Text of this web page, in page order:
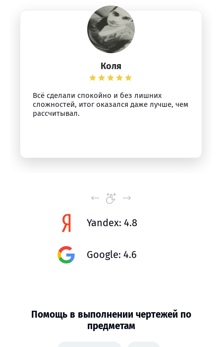
Коля
Всё сделали спокойно и без лишних
сложностей, итог оказался даже лучше, чем
рассчитывал.
Yandex: 4.8
Google: 4.6
Помощь в выполнении чертежей по
предметам